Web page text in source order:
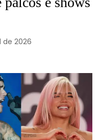
de 2026